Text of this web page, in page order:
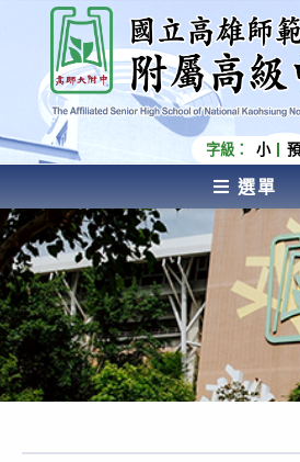
內
容
國立高雄師範大學附屬高級中學
High School of National Kaohsiung
University
字級： 小
選單
AFFILIATED SENIOR HIGH
KAOHSIUNG NORMAL